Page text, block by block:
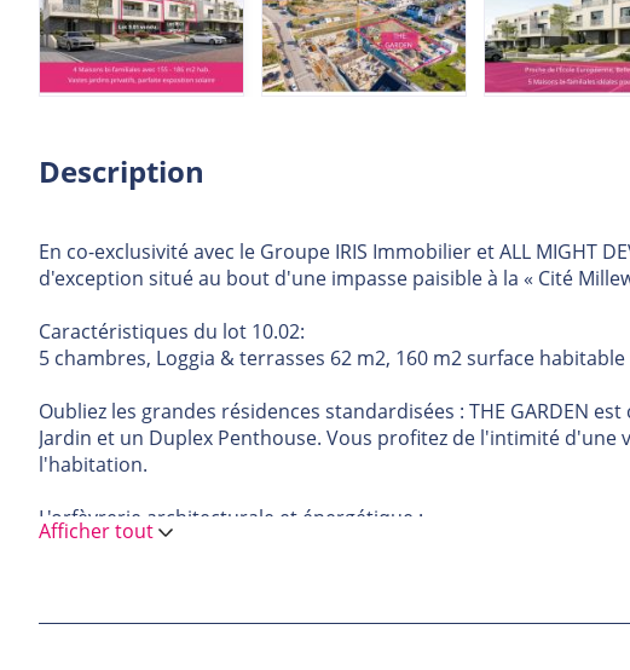
Description
En co-exclusivité avec le Groupe IRIS Immobilier et ALL MIGHT
d'exception situé au bout d'une impasse paisible à la « Cité
Caractéristiques du lot 10.02:
5 chambres, Loggia & terrasses 62 m2, 160 m2 surface habitable
Oubliez les grandes résidences standardisées : THE GARDEN
Jardin et un Duplex Penthouse. Vous profitez de l'intimité
l'habitation.
L'orfèvrerie architecturale et énergétique :
• Façades nobles avec une assise minérale en brique
Afficher tout